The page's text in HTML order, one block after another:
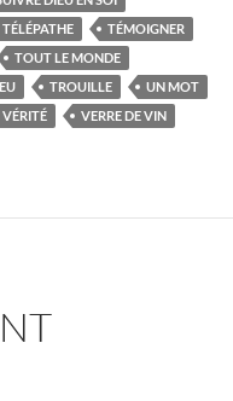
TÉLÉPATHE
TÉMOIGNER
TOUT LE MONDE
TROUILLE
UN MOT
VÉRITÉ
VERRE DE VIN